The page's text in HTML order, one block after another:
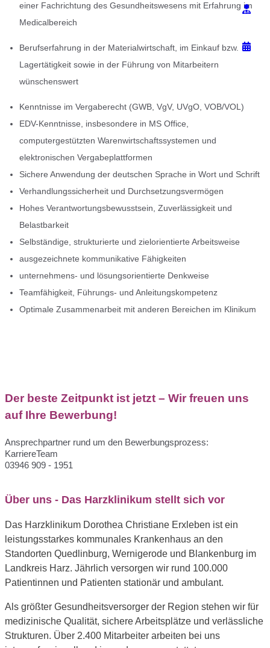
einer Fachrichtung des Gesundheitswesens mit Erfahrung im
Medicalbereich
Berufserfahrung in der Materialwirtschaft, im Einkauf bzw.
Lagertätigkeit sowie in der Führung von Mitarbeitern
wünschenswert
Kenntnisse im Vergaberecht (GWB, VgV, UVgO, VOB/VOL)
EDV-Kenntnisse, insbesondere in MS Office,
computergestützten Warenwirtschaftssystemen und
elektronischen Vergabeplattformen
Sichere Anwendung der deutschen Sprache in Wort und Schrift
Verhandlungssicherheit und Durchsetzungsvermögen
Hohes Verantwortungsbewusstsein, Zuverlässigkeit und
Belastbarkeit
Selbständige, strukturierte und zielorientierte Arbeitsweise
ausgezeichnete kommunikative Fähigkeiten
unternehmens- und lösungsorientierte Denkweise
Teamfähigkeit, Führungs- und Anleitungskompetenz
Optimale Zusammenarbeit mit anderen Bereichen im Klinikum
Der beste Zeitpunkt ist jetzt – Wir freuen uns
auf Ihre Bewerbung!
Ansprechpartner rund um den Bewerbungsprozess:
KarriereTeam
03946 909 - 1951
Über uns - Das Harzklinikum stellt sich vor
Das Harzklinikum Dorothea Christiane Erxleben ist ein
leistungsstarkes kommunales Krankenhaus an den
Standorten Quedlinburg, Wernigerode und Blankenburg im
Landkreis Harz. Jährlich versorgen wir rund 100.000
Patientinnen und Patienten stationär und ambulant.
Als größter Gesundheitsversorger der Region stehen wir für
medizinische Qualität, sichere Arbeitsplätze und verlässliche
Strukturen. Über 2.400 Mitarbeiter arbeiten bei uns